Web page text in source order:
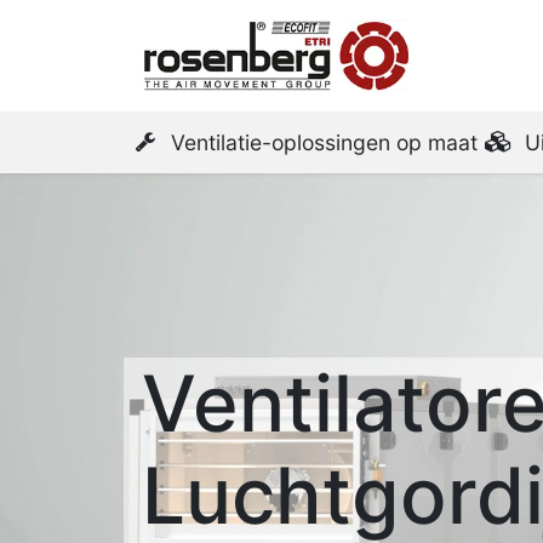
Ventilatie-oplossingen op maat